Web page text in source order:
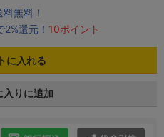
無料！
還元！ 10ポイント
に入れる
入りに追加